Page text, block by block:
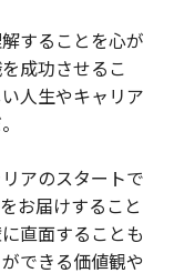
することを心が
成功させるこ
人生やキャリア
アのスタートで
お届けすること
直面することも
できる価値観や